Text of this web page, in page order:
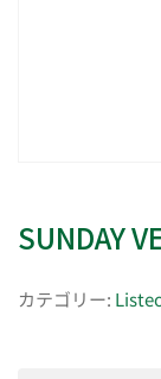
SUNDAY
カテゴリー: